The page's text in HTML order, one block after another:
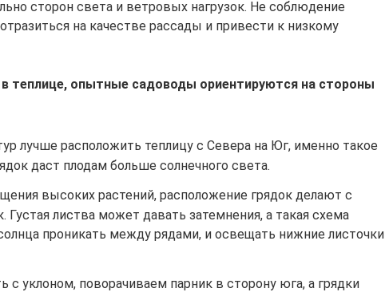
сторон света и ветровых нагрузок. Не соблюдение
на качестве рассады и привести к низкому
в теплице, опытные садоводы ориентируются на стороны
лучше расположить теплицу с Севера на Юг, именно такое
даст плодам больше солнечного света.
высоких растений, расположение грядок делают с
Густая листва может давать затемнения, а такая схема
проникать между рядами, и освещать нижние листочки
с уклоном, поворачиваем парник в сторону юга, а грядки